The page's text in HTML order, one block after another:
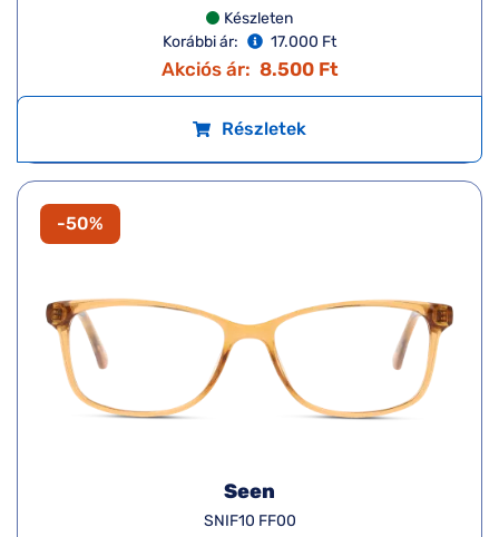
Készleten
Korábbi ár:
17.000 Ft
Akciós ár: 8.500 Ft
Részletek
-50%
Seen
SNIF10 FF00